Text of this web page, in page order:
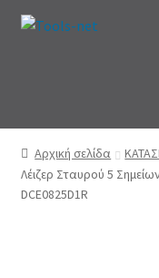
Απευθείας
Μετάβαση
Αρχική
Εταιρεία
Αρχική σελίδα
Λέιζερ Σταυρού 5
DCE0825D1R